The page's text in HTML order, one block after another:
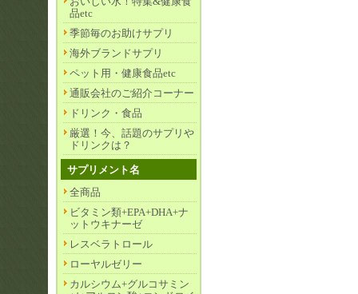
品etc
季節毎のお助けサプリ
海外ブランドサプリ
ペット用・健康食品etc
通販会社のご紹介コーナー
ドリンク・食品
厳選！今、話題のサプリや
ドリンクは？
サプリメント名
全商品
ビタミン類+EPA+DHA+ナ
ットウキナーゼ
レスベラトロール
ローヤルゼリー
カルシウム+グルコサミン